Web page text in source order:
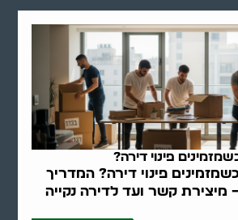
פינוי דירה?
פינוי דירה? המדריך
מיצירת קשר ועד לדירה נקייה